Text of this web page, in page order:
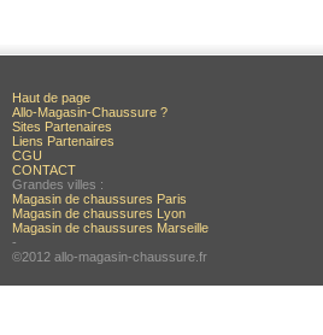
Haut de page
Allo-Magasin-Chaussure ?
Sites Partenaires
Liens Partenaires
CGU
CONTACT
Grandes villes :
Magasin de chaussures Paris
Magasin de chaussures Lyon
Magasin de chaussures Marseille
-
©2012 allo-magasin-chaussure.fr